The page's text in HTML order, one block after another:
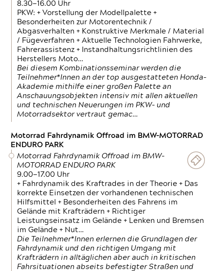
8.30—16.00 Uhr
PKW: + Vorstellung der Modellpalette +
Besonderheiten zur Motorentechnik /
Abgasverhalten + Konstruktive Merkmale / Material
/ Fügeverfahren + Aktuelle Technologien Fahrwerke,
Fahrerassistenz + Instandhaltungsrichtlinien des
Herstellers Moto…
Bei diesem Kombinationsseminar werden die
Teilnehmer*Innen an der top ausgestatteten Honda-
Akademie mithilfe einer großen Palette an
Anschauungsobjekten intensiv mit allen aktuellen
und technischen Neuerungen im PKW- und
Motorradsektor vertraut gemac…
Motorrad Fahrdynamik Offroad im BMW-MOTORRAD
ENDURO PARK
Motorrad Fahrdynamik Offroad im BMW-
MOTORRAD ENDURO PARK
9.00—17.00 Uhr
+ Fahrdynamik des Kraftrades in der Theorie + Das
korrekte Einsetzen der vorhandenen technischen
Hilfsmittel + Besonderheiten des Fahrens im
Gelände mit Krafträdern + Richtiger
Leistungseinsatz im Gelände + Lenken und Bremsen
im Gelände + Nut…
Die Teilnehmer*Innen erlernen die Grundlagen der
Fahrdynamik und den richtigen Umgang mit
Krafträdern in alltäglichen aber auch in kritischen
Fahrsituationen abseits befestigter Straßen und